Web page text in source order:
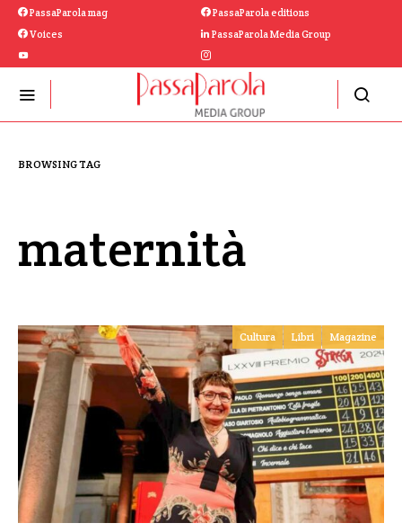
PassaParola mag
PassaParola editions
Voices
PassaParola Media Group
BROWSING TAG
maternità
Cultura Libri Magazine